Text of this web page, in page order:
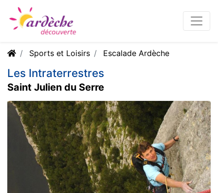
Sports et Loisirs Escalade Ardèche
Les Intraterrestres
Saint Julien du Serre